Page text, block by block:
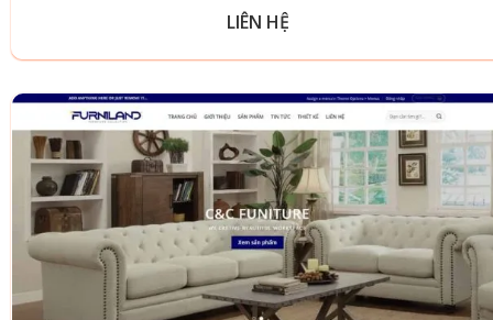
LIÊN HỆ